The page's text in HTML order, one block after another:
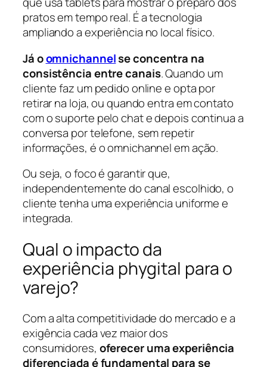
pratos em tempo real. É a tecnologia
ampliando a experiência no local físico.
Já oomnichannelse concentra na
consistência entre canais. Quando um
cliente faz um pedido online e opta por
retirar na loja, ou quando entra em contato
com o suporte pelo chat e depois continua a
conversa por telefone, sem repetir
informações, é o omnichannel em ação.
Ou seja, o foco é garantir que,
independentemente do canal escolhido, o
cliente tenha uma experiência uniforme e
integrada.
Qual o impacto da
experiência phygital para o
varejo?
Com a alta competitividade do mercado e a
exigência cada vez maior dos
consumidores, oferecer uma experiência
diferenciada é fundamental para se